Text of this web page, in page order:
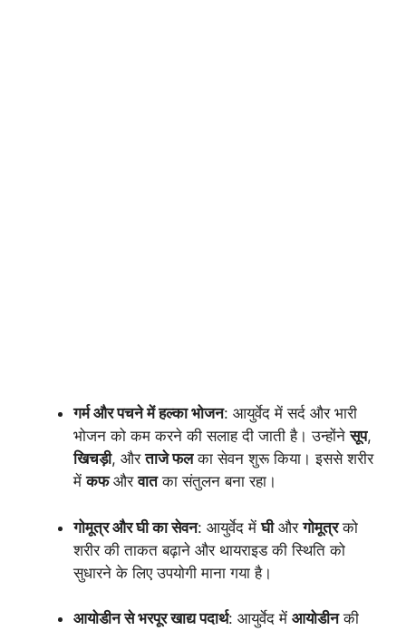
गर्म और पचने में हल्का भोजन: आयुर्वेद में सर्द और भारी
भोजन को कम करने की सलाह दी जाती है। उन्होंनेसूप,
खिचड़ी, औरताजे फलका सेवन शुरू किया। इससे शरीर
मेंकफऔरवातका संतुलन बना रहा।
गोमूत्र और घी का सेवन: आयुर्वेद मेंघीऔरगोमूत्रको
शरीर की ताकत बढ़ाने और थायराइड की स्थिति को
सुधारने के लिए उपयोगी माना गया है।
आयोडीन से भरपूर खाद्य पदार्थ: आयुर्वेद में आयोडीनकी